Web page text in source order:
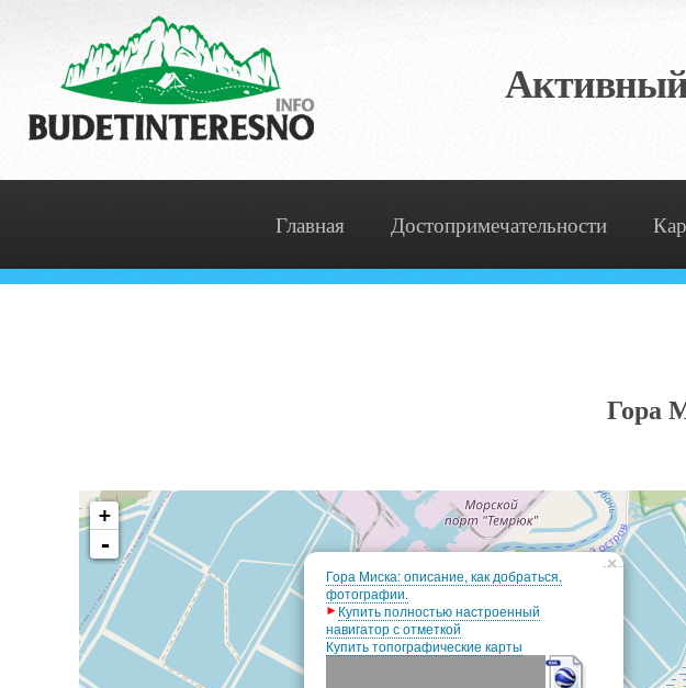
Главная Достопримечательности
Гора
×
Гора Миска: описание, как добраться,
фотографии.
Купить полностью настроенный
навигатор с отметкой
Купить топографические карты
+
-